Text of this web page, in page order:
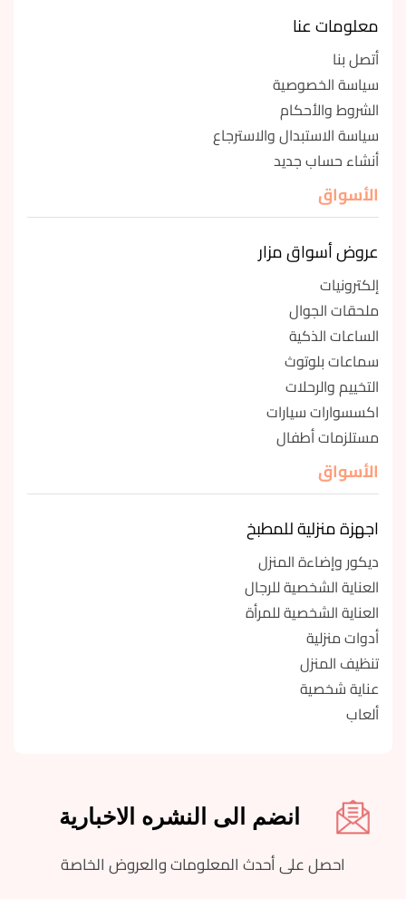
معلومات عنا
أتصل بنا
سياسة الخصوصية
الشروط والأحكام
سياسة الاستبدال والاسترجاع
أنشاء حساب جديد
الأسواق
عروض أسواق مزار
إلكترونيات
ملحقات الجوال
الساعات الذكية
سماعات بلوتوث
التخييم والرحلات
اكسسوارات سيارات
مستلزمات أطفال
الأسواق
اجهزة منزلية للمطبخ
ديكور وإضاءة المنزل
العناية الشخصية للرجال
العناية الشخصية للمرأة
أدوات منزلية
تنظيف المنزل
عناية شخصية
ألعاب
انضم الى النشره الاخبارية
احصل على أحدث المعلومات والعروض الخاصة